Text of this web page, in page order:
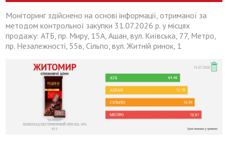
Моніторинг здійснено на основі інформації, отриманої за
методом контрольної закупки 31.07.2026 р. у місцях
продажу: АТБ, пр. Миру, 15А, Ашан, вул. Київська, 77, Метро,
пр. Незалежності, 55в, Сільпо, вул. Житній ринок, 1